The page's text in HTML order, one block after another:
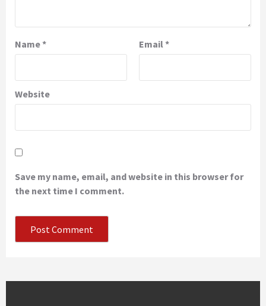
Name* Email*
Website
Save my name, email, and website in this browser for
the next time I comment.